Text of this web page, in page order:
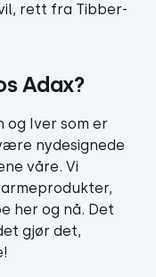
rett fra Tibber-
Adax?
og Iver som er
nydesignede
våre. Vi
her og nå. Det
gjør det,